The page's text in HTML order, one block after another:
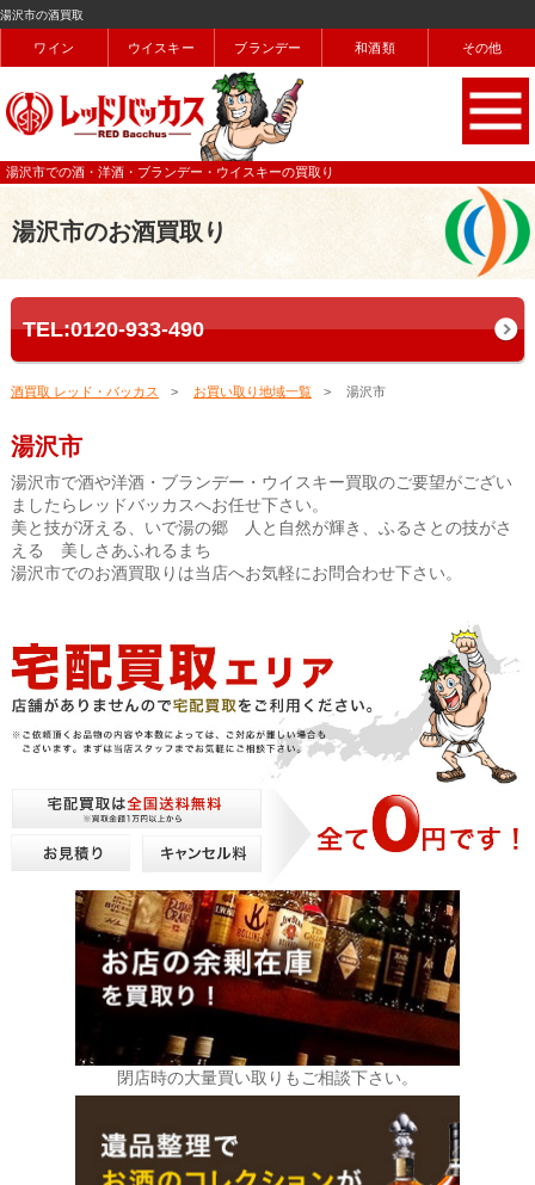
湯沢市の酒買取
ワイン ウイスキー ブランデー 和酒類 その他
湯沢市での酒・洋酒・ブランデー・ウイスキーの買取り
湯沢市のお酒買取り
TEL:0120-933-490
酒買取 レッド・バッカス お買い取り地域一覧 湯沢市
湯沢市
湯沢市で酒や洋酒・ブランデー・ウイスキー買取のご要望がござい
ましたらレッドバッカスへお任せ下さい。
美と技が冴える、いで湯の郷 人と自然が輝き、ふるさとの技がさ
える 美しさあふれるまち
湯沢市でのお酒買取りは当店へお気軽にお問合わせ下さい。
閉店時の大量買い取りもご相談下さい。